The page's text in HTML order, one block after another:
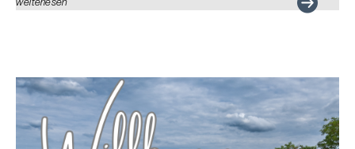
weiterlesen